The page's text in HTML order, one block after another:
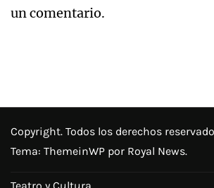
un comentario.
Copyright. Todos los derechos
Tema: ThemeinWP por Royal News.